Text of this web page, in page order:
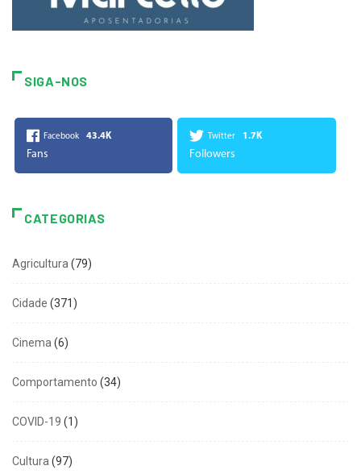
SIGA-NOS
Facebook 43.4K
Fans
Twitter 1.7K
Followers
CATEGORIAS
Agricultura (79)
Cidade (371)
Cinema (6)
Comportamento (34)
COVID-19 (1)
Cultura (97)